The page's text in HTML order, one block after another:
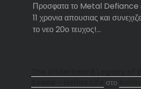
Προσφατα το Metal Defiance
11 χρονια απουσιας και
το νεο 20ο τευχος!…
στο